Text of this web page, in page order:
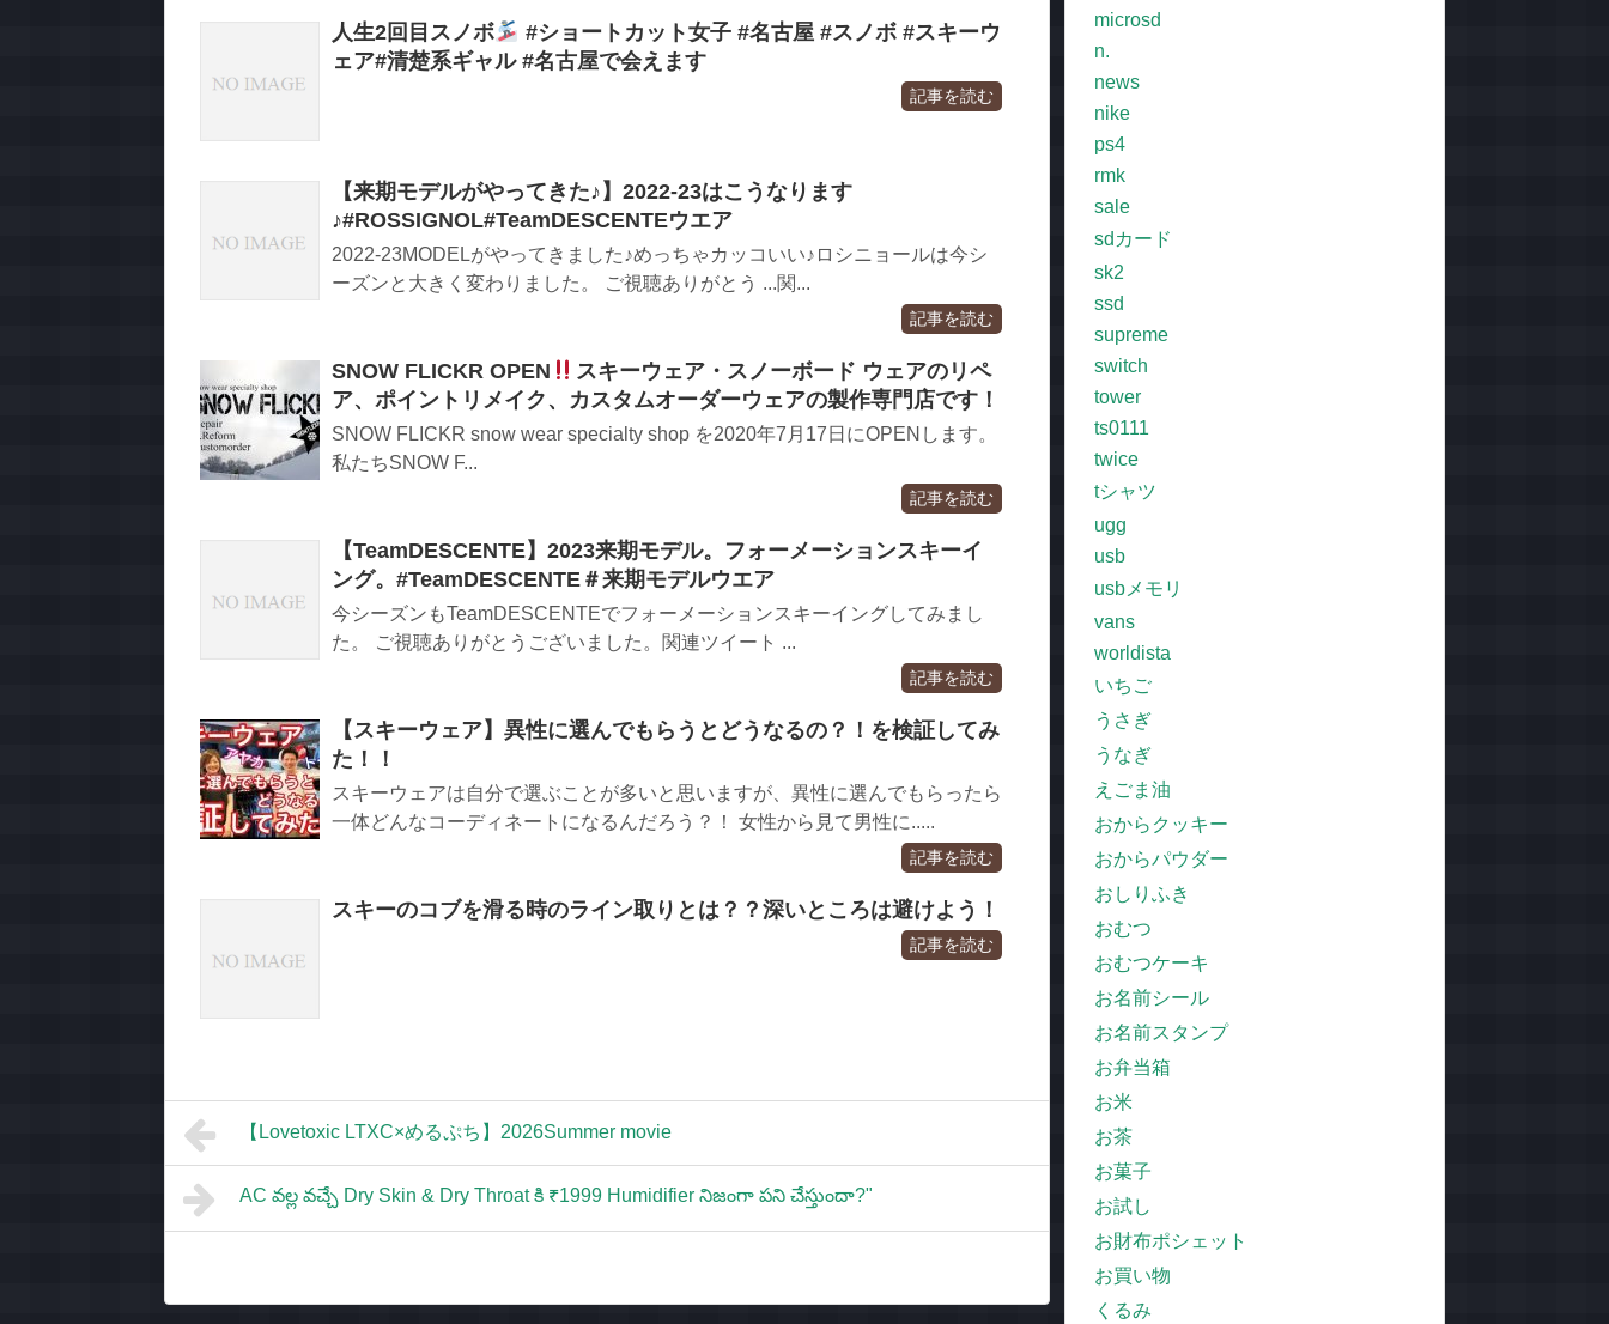
人生2回目スノボ
#ショートカット女子 #名古屋 #スノボ #スキーウ
ェア#清楚系ギャル #名古屋で会えます
記事を読む
【来期モデルがやってきた♪】2022‐23はこうなります
♪#ROSSIGNOL#TeamDESCENTEウエア
2022‐23MODELがやってきました♪めっちゃカッコいい♪ロシニョールは今シ
ーズンと大きく変わりました。 ご視聴ありがとう ...関...
記事を読む
SNOW FLICKR OPEN
スキーウェア・スノーボード ウェアのリペ
ア、ポイントリメイク、カスタムオーダーウェアの製作専門店です！
SNOW FLICKR snow wear specialty shop を2020年7月17日にOPENします。
私たちSNOW F...
記事を読む
【TeamDESCENTE】2023来期モデル。フォーメーションスキーイ
ング。#TeamDESCENTE＃来期モデルウエア
今シーズンもTeamDESCENTEでフォーメーションスキーイングしてみまし
た。 ご視聴ありがとうございました。関連ツイート ...
記事を読む
【スキーウェア】異性に選んでもらうとどうなるの？！を検証してみ
た！！
スキーウェアは自分で選ぶことが多いと思いますが、異性に選んでもらったら
一体どんなコーディネートになるんだろう？！ 女性から見て男性に.....
記事を読む
スキーのコブを滑る時のライン取りとは？？深いところは避けよう！
記事を読む
【Lovetoxic LTXC×めるぷち】2026Summer movie
AC వల్ల వచ్చే Dry Skin & Dry Throat కి ₹1999 Humidifier నిజంగా పని చేస్తుందా?"
microsd
n.
news
nike
ps4
rmk
sale
sdカード
sk2
ssd
supreme
switch
tower
ts0111
twice
tシャツ
ugg
usb
usbメモリ
vans
worldista
いちご
うさぎ
うなぎ
えごま油
おからクッキー
おからパウダー
おしりふき
おむつ
おむつケーキ
お名前シール
お名前スタンプ
お弁当箱
お米
お茶
お菓子
お試し
お財布ポシェット
お買い物
くるみ